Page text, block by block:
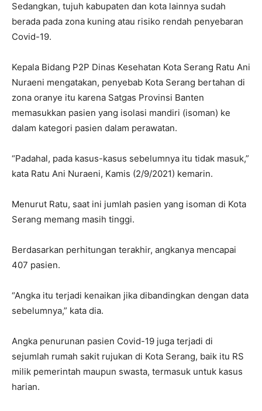
Sedangkan, tujuh kabupaten dan kota lainnya sudah
berada pada zona kuning atau risiko rendah penyebaran
Covid-19.
Kepala Bidang P2P Dinas Kesehatan Kota Serang Ratu Ani
Nuraeni mengatakan, penyebab Kota Serang bertahan di
zona oranye itu karena Satgas Provinsi Banten
memasukkan pasien yang isolasi mandiri (isoman) ke
dalam kategori pasien dalam perawatan.
“Padahal, pada kasus-kasus sebelumnya itu tidak masuk,”
kata Ratu Ani Nuraeni, Kamis (2/9/2021) kemarin.
Menurut Ratu, saat ini jumlah pasien yang isoman di Kota
Serang memang masih tinggi.
Berdasarkan perhitungan terakhir, angkanya mencapai
407 pasien.
“Angka itu terjadi kenaikan jika dibandingkan dengan data
sebelumnya,” kata dia.
Angka penurunan pasien Covid-19 juga terjadi di
sejumlah rumah sakit rujukan di Kota Serang, baik itu RS
milik pemerintah maupun swasta, termasuk untuk kasus
harian.